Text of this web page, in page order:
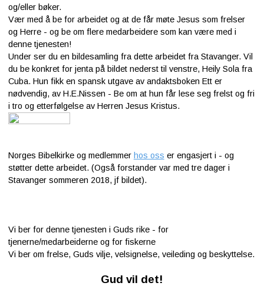
og/eller bøker.
Vær med å be for arbeidet og at de får møte Jesus som frelser
og Herre - og be om flere medarbeidere som kan være med i
denne tjenesten!
Under ser du en bildesamling fra dette arbeidet fra Stavanger. Vil
du be konkret for jenta på bildet nederst til venstre, Heily Sola fra
Cuba. Hun fikk en spansk utgave av andaktsboken Ett er
nødvendig, av H.E.Nissen - Be om at hun får lese seg frelst og fri
i tro og etterfølgelse av Herren Jesus Kristus.
Norges Bibelkirke og medlemmer hos oss er engasjert i - og
støtter dette arbeidet. (Også forstander var med tre dager i
Stavanger sommeren 2018, jf bildet).
Vi ber for denne tjenesten i Guds rike - for
tjenerne/medarbeiderne og for fiskerne
Vi ber om frelse, Guds vilje, velsignelse, veileding og beskyttelse.
Gud vil det!